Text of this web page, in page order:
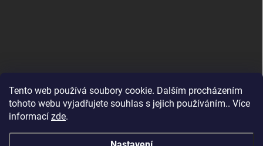
Tento web používá soubory cookie. Dalším procházením
tohoto webu vyjadřujete souhlas s jejich používáním.. Více
informací zde.
Kontakty
Formuláře ke stažení